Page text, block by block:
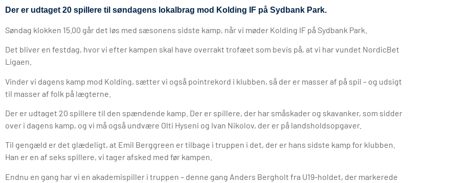
Der er udtaget 20 spillere til søndagens lokalbrag mod Kolding IF på Sydbank Park.
Søndag klokken 15.00 går det løs med sæsonens sidste kamp, når vi møder Kolding IF på Sydbank Park.
Det bliver en festdag, hvor vi efter kampen skal have overrakt trofæet som bevis på, at vi har vundet NordicBet
Ligaen.
Vinder vi dagens kamp mod Kolding, sætter vi også pointrekord i klubben, så der er masser af på spil – og udsigt
til masser af folk på lægterne.
Der er udtaget 20 spillere til den spændende kamp. Der er spillere, der har småskader og skavanker, som sidder
over i dagens kamp, og vi må også undvære Olti Hyseni og Ivan Nikolov, der er på landsholdsopgaver.
Til gengæld er det glædeligt, at Emil Berggreen er tilbage i truppen i det, der er hans sidste kamp for klubben.
Han er en af seks spillere, vi tager afsked med før kampen.
Endnu en gang har vi en akademispiller i truppen – denne gang Anders Bergholt fra U19-holdet, der markerede